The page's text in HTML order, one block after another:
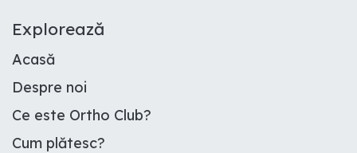
E​xplorează
Acasă
Despre noi
Ce este Ortho Club?
Cum plătesc?